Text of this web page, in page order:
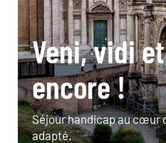
Veni, vidi
encore !
Séjour handicap au cœur
adapté.